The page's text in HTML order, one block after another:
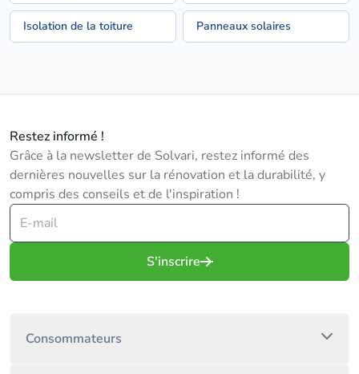
Isolation de la toiture Panneaux solaires
Restez informé !
Grâce à la newsletter de Solvari, restez informé des
dernières nouvelles sur la rénovation et la durabilité, y
compris des conseils et de l'inspiration !
S'inscrire
Consommateurs